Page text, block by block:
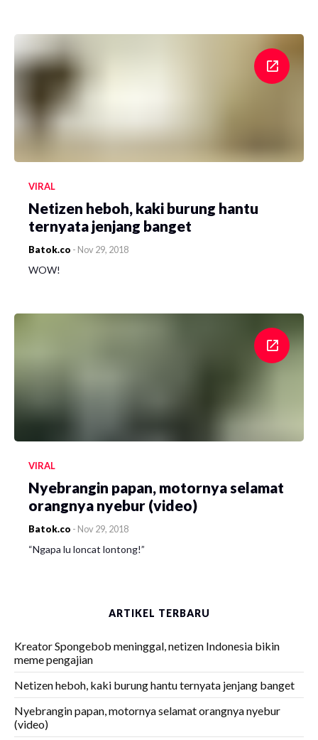
VIRAL
Netizen heboh, kaki burung hantu
ternyata jenjang banget
Batok.co - Nov 29, 2018
WOW!
VIRAL
Nyebrangin papan, motornya selamat
orangnya nyebur (video)
Batok.co - Nov 29, 2018
“Ngapa lu loncat lontong!”
ARTIKEL TERBARU
Kreator Spongebob meninggal, netizen Indonesia bikin
meme pengajian
Netizen heboh, kaki burung hantu ternyata jenjang banget
Nyebrangin papan, motornya selamat orangnya nyebur
(video)